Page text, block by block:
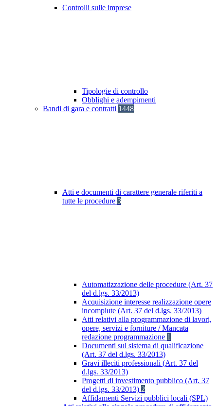
Controlli sulle imprese
Tipologie di controllo
Obblighi e adempimenti
Bandi di gara e contratti 1448
Atti e documenti di carattere generale riferiti a
tutte le procedure 3
Automatizzazione delle procedure (Art. 37
del d.lgs. 33/2013)
Acquisizione interesse realizzazione opere
incompiute (Art. 37 del d.lgs. 33/2013)
Atti relativi alla programmazione di lavori,
opere, servizi e forniture / Mancata
redazione programmazione 1
Documenti sul sistema di qualificazione
(Art. 37 del d.lgs. 33/2013)
Gravi illeciti professionali (Art. 37 del
d.lgs. 33/2013)
Progetti di investimento pubblico (Art. 37
del d.lgs. 33/2013) 2
Affidamenti Servizi pubblici locali (SPL)